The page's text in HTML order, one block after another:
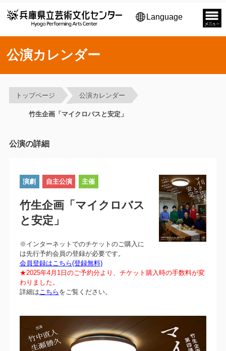
Language
公演カレンダー
トップページ 公演カレンダー
竹生企画「マイクロバスと安定」
公演の詳細
演劇 自主公演 主催
竹生企画「マイクロバス
と安定」
※インターネットでのチケットのご購入に
は先行予約会員の登録が必要です。
会員登録はこちら(登録無料)
★2025年4月1日のご予約分より、チケット購入時の手数料が変
わりました。
詳細はこちら をご覧ください。